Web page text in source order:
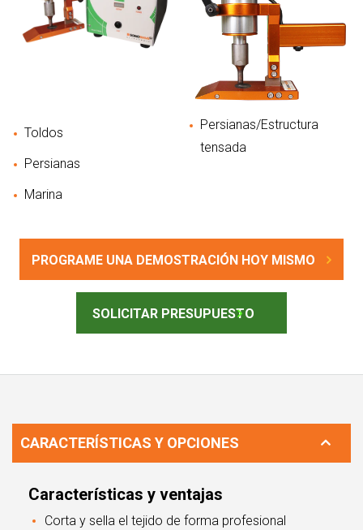
PROGRAME UNA DEMOSTRACIÓN HOY MISMO
SOLICITAR PRESUPUESTO
Toldos
Persianas
Marina
Persianas/Estructura
tensada
CARACTERÍSTICAS Y OPCIONES
Características y ventajas
Corta y sella el tejido de forma profesional